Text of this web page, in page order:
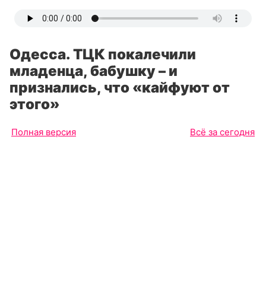
Одесса. ТЦК покалечили
младенца, бабушку – и
признались, что «кайфуют от
этого»
Полная версия Всё за сегодня